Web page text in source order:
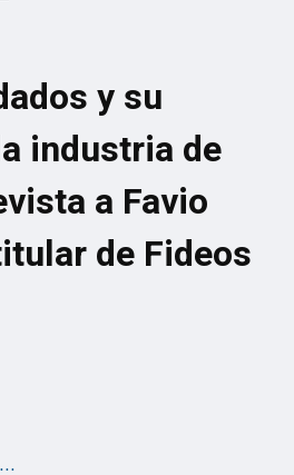
y su
industria de
a Favio
de Fideos